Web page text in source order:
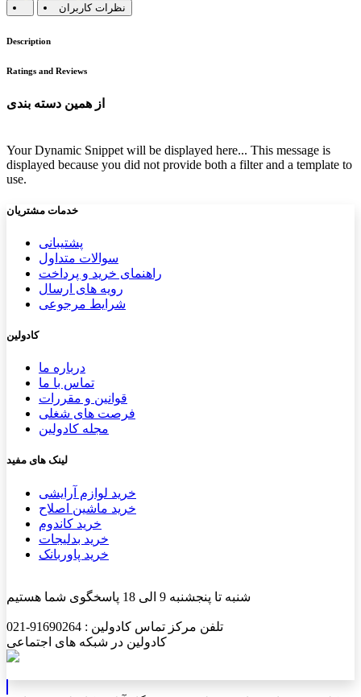
نظرات کاربران
Description
Ratings and Reviews
از همین دسته بندی
Your Dynamic Snippet will be displayed here... This message is
displayed because you did not provide both a filter and a template to
use.
خدمات مشتریان
پشتیب​​انی
سوالات متداول
راهنمای خرید و پرداخت
رویه های ارسال
شرایط مرجوعی
کادولین
درباره ما
تماس با ما
قوانین و مقررات
فرصت های شغلی
مجله کادولین
لینک های مفید
خرید لوازم آرایشی
خرید ماشین اصلاح
خرید کاندوم
خرید بدلیجات
خرید پاوربانک
شنبه تا پنجشنبه 9 الی 18 پاسخگوی شما هستیم
تلفن مرکز تماس کادولین : 91690264-021
کادولین در شبکه های اجتماعی